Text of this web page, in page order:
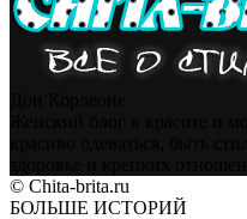
© Chita-brita.ru
БОЛЬШЕ ИСТОРИЙ